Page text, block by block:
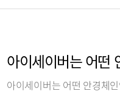
아이세이버는 어떤
아이세이버는 어떤 안경체